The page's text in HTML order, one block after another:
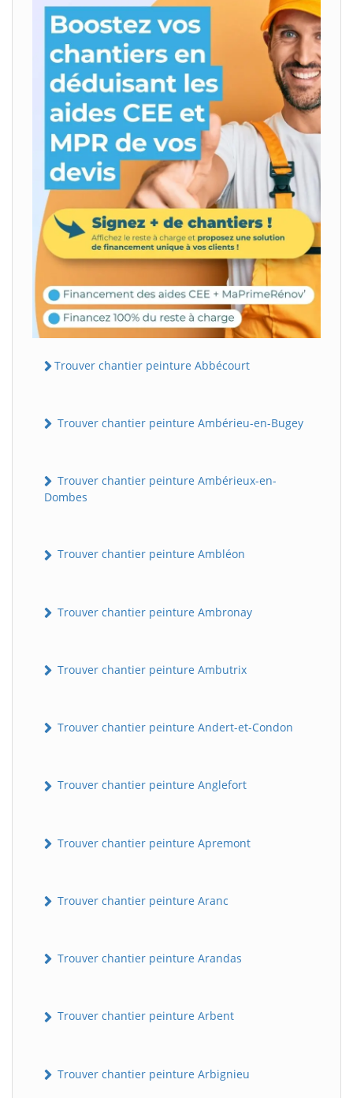
Trouver chantier peinture Abbécourt
Trouver chantier peinture Ambérieu-en-Bugey
Trouver chantier peinture Ambérieux-en-
Dombes
Trouver chantier peinture Ambléon
Trouver chantier peinture Ambronay
Trouver chantier peinture Ambutrix
Trouver chantier peinture Andert-et-Condon
Trouver chantier peinture Anglefort
Trouver chantier peinture Apremont
Trouver chantier peinture Aranc
Trouver chantier peinture Arandas
Trouver chantier peinture Arbent
Trouver chantier peinture Arbignieu